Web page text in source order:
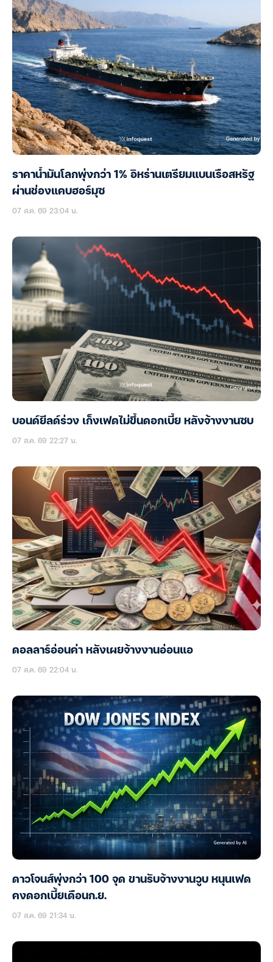
ราคาน้ำมันโลกพุ่งกว่า 1% อิหร่านเตรียมแบนเรือสหรัฐ
ผ่านช่องแคบฮอร์มุซ
07 ส.ค. 69 23:04 น.
บอนด์ยีลด์ร่วง เก็งเฟดไม่ขึ้นดอกเบี้ย หลังจ้างงานซบ
07 ส.ค. 69 22:27 น.
ดอลลาร์อ่อนค่า หลังเผยจ้างงานอ่อนแอ
07 ส.ค. 69 22:04 น.
ดาวโจนส์พุ่งกว่า 100 จุด ขานรับจ้างงานวูบ หนุนเฟด
คงดอกเบี้ยเดือนก.ย.
07 ส.ค. 69 21:34 น.